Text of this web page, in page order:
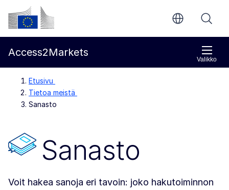
Siirry pääsisältöön
Euroopan komissio
Valikko
Access2Markets
Etusivu
Tietoa meistä
Sanasto
Sanasto
Voit hakea sanoja eri tavoin: joko hakutoiminnon